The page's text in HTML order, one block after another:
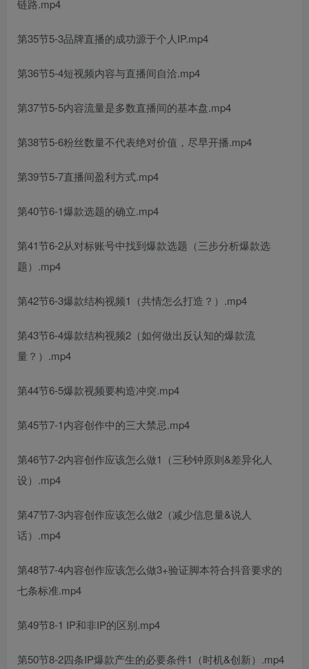
链路.mp4
第35节5-3品牌直播的成功源于个人IP.mp4
第36节5-4短视频内容与直播间自洽.mp4
第37节5-5内容流量是多数直播间的基本盘.mp4
第38节5-6粉丝数量不代表绝对价值，尽早开播.mp4
第39节5-7直播间盈利方式.mp4
第40节6-1爆款选题的确立.mp4
第41节6-2从对标账号中找到爆款选题（三步分析爆款选
题）.mp4
第42节6-3爆款结构视频1（共情怎么打造？）.mp4
第43节6-4爆款结构视频2（如何做出反认知的爆款流
量？）.mp4
第44节6-5爆款视频要构造冲突.mp4
第45节7-1内容创作中的三大禁忌.mp4
第46节7-2内容创作应该怎么做1（三秒钟原则&差异化人
设）.mp4
第47节7-3内容创作应该怎么做2（减少信息量&说人
话）.mp4
第48节7-4内容创作应该怎么做3+验证脚本符合抖音要求的
七条标准.mp4
第49节8-1 IP和非IP的区别.mp4
第50节8-2四条IP爆款产生的必要条件1（时机&创新）.mp4